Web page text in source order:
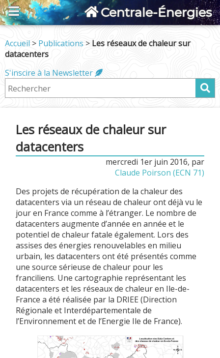
Centrale-Énergies
Accueil > Publications > Les réseaux de chaleur sur
datacenters
S'inscire à la Newsletter
Les réseaux de chaleur sur
datacenters
mercredi 1er juin 2016, par
Claude Poirson (ECN 71)
Des projets de récupération de la chaleur des
datacenters via un réseau de chaleur ont déjà vu le
jour en France comme à l’étranger. Le nombre de
datacenters augmente d’année en année et le
potentiel de chaleur fatale également. Lors des
assises des énergies renouvelables en milieu
urbain, les datacenters ont été présentés comme
une source sérieuse de chaleur pour les
franciliens. Une cartographie représentant les
datacenters et les réseaux de chaleur en Ile-de-
France a été réalisée par la DRIEE (Direction
Régionale et Interdépartementale de
l’Environnement et de l’Energie Ile de France).